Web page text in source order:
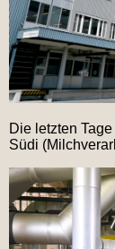
Die letzten
Südi